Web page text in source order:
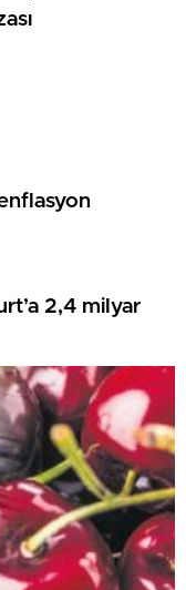
2,4 milyar